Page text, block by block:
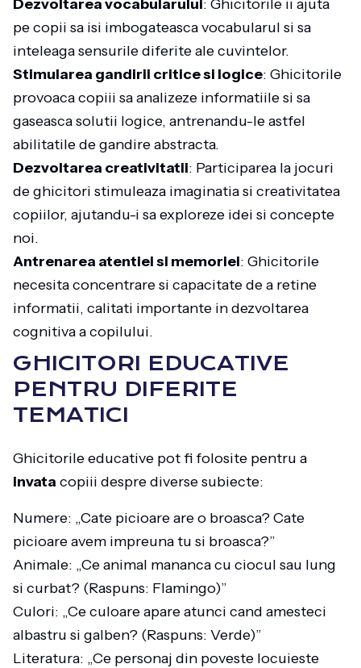
Dezvoltarea vocabularului: Ghicitorile ii ajuta
pe copii sa isi imbogateasca vocabularul si sa
inteleaga sensurile diferite ale cuvintelor.
Stimularea gandirii critice si logice: Ghicitorile
provoaca copiii sa analizeze informatiile si sa
gaseasca solutii logice, antrenandu-le astfel
abilitatile de gandire abstracta.
Dezvoltarea creativitatii: Participarea la jocuri
de ghicitori stimuleaza imaginatia si creativitatea
copiilor, ajutandu-i sa exploreze idei si concepte
noi.
Antrenarea atentiei si memoriei: Ghicitorile
necesita concentrare si capacitate de a retine
informatii, calitati importante in dezvoltarea
cognitiva a copilului.
GHICITORI EDUCATIVE
PENTRU DIFERITE
TEMATICI
Ghicitorile educative pot fi folosite pentru a
invata copiii despre diverse subiecte:
Numere: „Cate picioare are o broasca? Cate
picioare avem impreuna tu si broasca?”
Animale: „Ce animal mananca cu ciocul sau lung
si curbat? (Raspuns: Flamingo)”
Culori: „Ce culoare apare atunci cand amesteci
albastru si galben? (Raspuns: Verde)”
Literatura: „Ce personaj din poveste locuieste